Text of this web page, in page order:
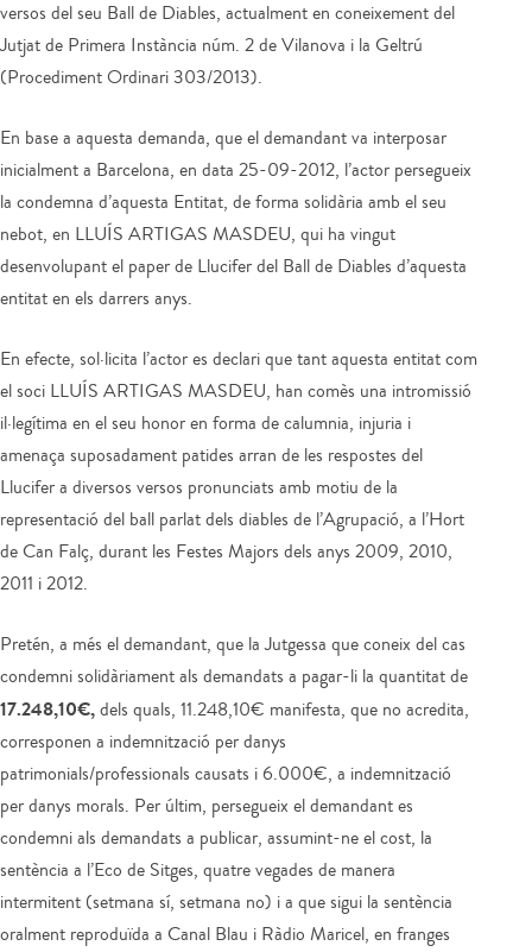
versos del seu Ball de Diables, actualment en coneixement del
Jutjat de Primera Instància núm. 2 de Vilanova i la Geltrú
(Procediment Ordinari 303/2013).
En base a aquesta demanda, que el demandant va interposar
inicialment a Barcelona, en data 25-09-2012, l’actor persegueix
la condemna d’aquesta Entitat, de forma solidària amb el seu
nebot, en LLUÍS ARTIGAS MASDEU, qui ha vingut
desenvolupant el paper de Llucifer del Ball de Diables d’aquesta
entitat en els darrers anys.
En efecte, sol·licita l’actor es declari que tant aquesta entitat com
el soci LLUÍS ARTIGAS MASDEU, han comès una intromissió
il·legítima en el seu honor en forma de calumnia, injuria i
amenaça suposadament patides arran de les respostes del
Llucifer a diversos versos pronunciats amb motiu de la
representació del ball parlat dels diables de l’Agrupació, a l’Hort
de Can Falç, durant les Festes Majors dels anys 2009, 2010,
2011 i 2012.
Pretén, a més el demandant, que la Jutgessa que coneix del cas
condemni solidàriament als demandats a pagar-li la quantitat de
17.248,10€,dels quals, 11.248,10€ manifesta, que no acredita,
corresponen a indemnització per danys
patrimonials/professionals causats i 6.000€, a indemnització
per danys morals. Per últim, persegueix el demandant es
condemni als demandats a publicar, assumint-ne el cost, la
sentència a l’Eco de Sitges, quatre vegades de manera
intermitent (setmana sí, setmana no) i a que sigui la sentència
oralment reproduïda a Canal Blau i Ràdio Maricel, en franges